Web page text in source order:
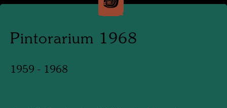
Pintorarium 1968
1959 - 1968